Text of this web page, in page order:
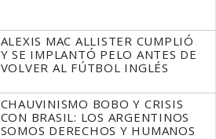
ALEXIS MAC ALLISTER CUMPLIÓ
Y SE IMPLANTÓ PELO ANTES DE
VOLVER AL FÚTBOL INGLÉS
CHAUVINISMO BOBO Y CRISIS
CON BRASIL: LOS ARGENTINOS
SOMOS DERECHOS Y HUMANOS